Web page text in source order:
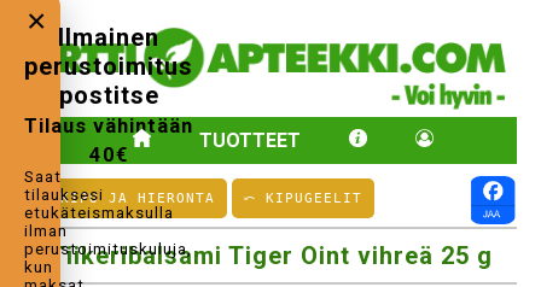
TUOTTEET
× Ilmainen
perustoimitus
postitse
Tilaus vähintään
40€
Saat
tilauksesi
etukäteismaksulla
ilman
perustoimituskuluja,
kun
⤺ KIPU JA HIERONTA ⤺ KIPUGEELIT
Tiikeribalsami Tiger Oint vihreä 25 g